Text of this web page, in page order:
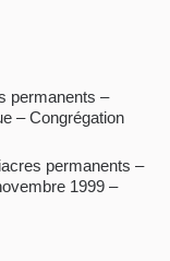
permanents –
– Congrégation
permanents –
1999 –